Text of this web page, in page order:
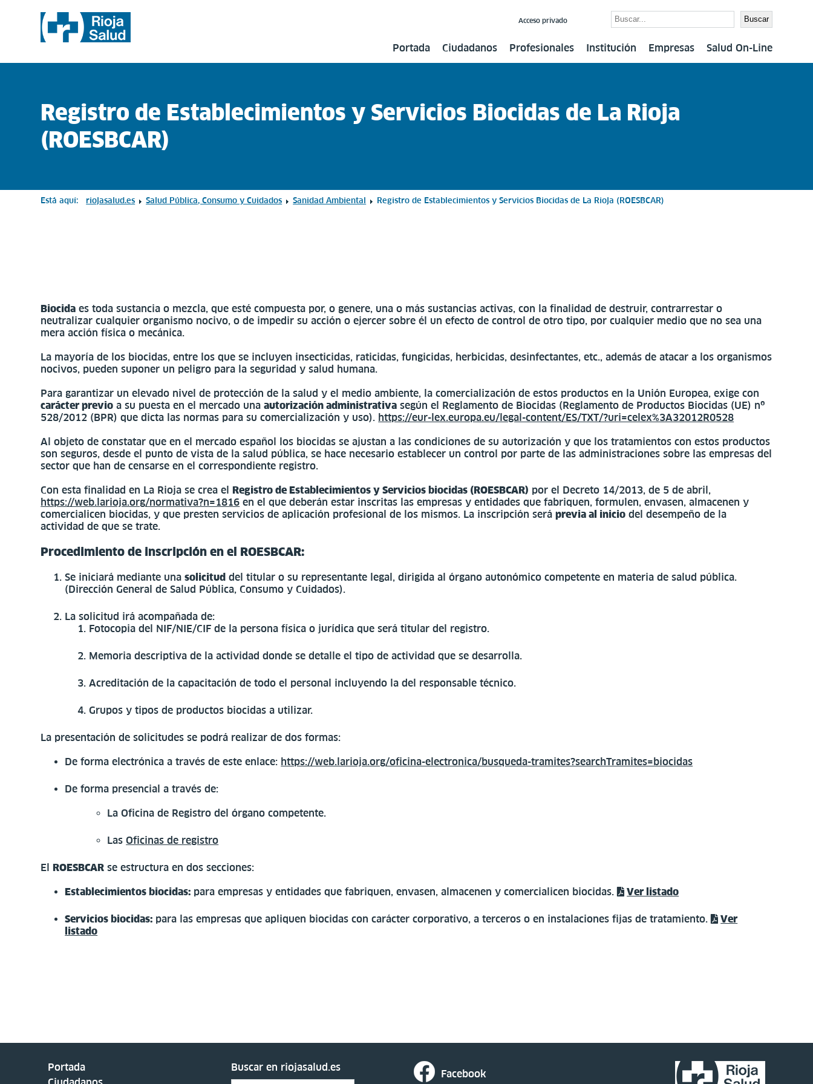
Buscar
Acceso privado
Portada Ciudadanos Profesionales Institución Empresas Salud On-Line
Registro de Establecimientos y Servicios Biocidas de La Rioja
(ROESBCAR)
Está aquí: riojasalud.es Salud Pública, Consumo y Cuidados Sanidad Ambiental Registro de Establecimientos y Servicios Biocidas de La Rioja (ROESBCAR)
Biocida es toda sustancia o mezcla, que esté compuesta por, o genere, una o más sustancias activas, con la finalidad de destruir, contrarrestar o
neutralizar cualquier organismo nocivo, o de impedir su acción o ejercer sobre él un efecto de control de otro tipo, por cualquier medio que no sea una
mera acción física o mecánica.
La mayoría de los biocidas, entre los que se incluyen insecticidas, raticidas, fungicidas, herbicidas, desinfectantes, etc., además de atacar a los organismos
nocivos, pueden suponer un peligro para la seguridad y salud humana.
Para garantizar un elevado nivel de protección de la salud y el medio ambiente, la comercialización de estos productos en la Unión Europea, exige con
carácter previo a su puesta en el mercado unaautorización administrativa según el Reglamento de Biocidas (Reglamento de Productos Biocidas (UE) nº
528/2012 (BPR) que dicta las normas para su comercialización y uso). https://eur-lex.europa.eu/legal-content/ES/TXT/?uri=celex%3A32012R0528
Al objeto de constatar que en el mercado español los biocidas se ajustan a las condiciones de su autorización y que los tratamientos con estos productos
son seguros, desde el punto de vista de la salud pública, se hace necesario establecer un control por parte de las administraciones sobre las empresas del
sector que han de censarse en el correspondiente registro.
Con esta finalidad en La Rioja se crea elRegistro de Establecimientos y Servicios biocidas (ROESBCAR) por el Decreto 14/2013, de 5 de abril,
https://web.larioja.org/normativa?n=1816 en el que deberán estar inscritas las empresas y entidades que fabriquen, formulen, envasen, almacenen y
comercialicen biocidas, y que presten servicios de aplicación profesional de los mismos. La inscripción seráprevia al inicio del desempeño de la
actividad de que se trate.
Procedimiento de inscripción en el ROESBCAR:
Se iniciará mediante unasolicitud del titular o su representante legal, dirigida al órgano autonómico competente en materia de salud pública.
(Dirección General de Salud Pública, Consumo y Cuidados).
La solicitud irá acompañada de:
Fotocopia del NIF/NIE/CIF de la persona física o jurídica que será titular del registro.
Memoria descriptiva de la actividad donde se detalle el tipo de actividad que se desarrolla.
Acreditación de la capacitación de todo el personal incluyendo la del responsable técnico.
Grupos y tipos de productos biocidas a utilizar.
La presentación de solicitudes se podrá realizar de dos formas:
De forma electrónica a través de este enlace: https://web.larioja.org/oficina-electronica/busqueda-tramites?searchTramites=biocidas
De forma presencial a través de:
La Oficina de Registro del órgano competente.
LasOficinas de registro
ElROESBCAR se estructura en dos secciones:
Establecimientos biocidas: para empresas y entidades que fabriquen, envasen, almacenen y comercialicen biocidas. Ver listado
Servicios biocidas: para las empresas que apliquen biocidas con carácter corporativo, a terceros o en instalaciones fijas de tratamiento.
Ver
listado
Portada
Buscar en riojasalud.es
Facebook